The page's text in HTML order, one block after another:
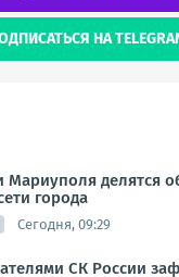
НА
Мариуполя делятся
города
Сегодня, 09:29
СК России